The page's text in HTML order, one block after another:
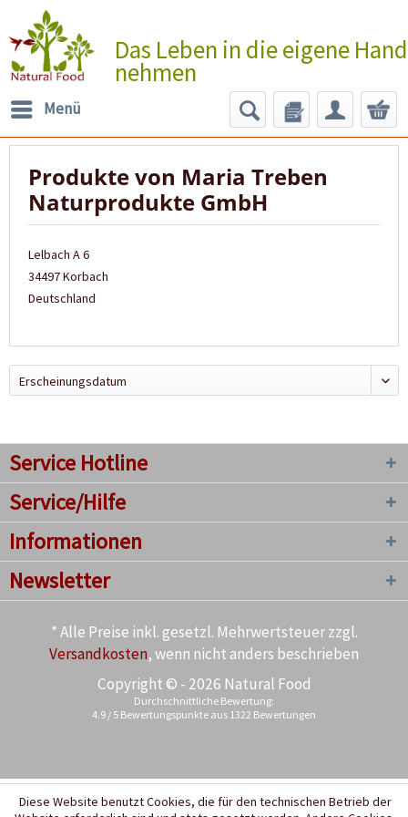
Das Leben in die eigene Hand
nehmen
Menü
Produkte von Maria Treben
Naturprodukte GmbH
Lelbach A 6
34497 Korbach
Deutschland
Service Hotline
Service/Hilfe
Informationen
Newsletter
* Alle Preise inkl. gesetzl. Mehrwertsteuer zzgl.
Versandkosten, wenn nicht anders beschrieben
Copyright © - 2026 Natural Food
Durchschnittliche Bewertung:
4.9 / 5 Bewertungspunkte aus 1322 Bewertungen
Diese Website benutzt Cookies, die für den technischen Betrieb der